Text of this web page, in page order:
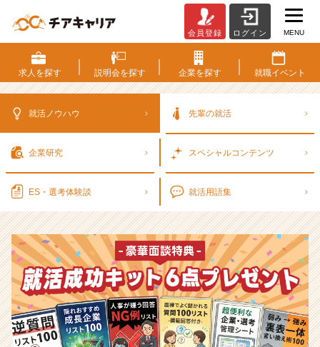
考
対
策・
ウ
ベ
ン
チ
ャ
ー・
成
長
企
会員登録 ログイン MENU
求人を探す 説明会を探す 企業を探す 就職イベント
就活ノウハウ 先輩の就活
企業研究 スペシャルコンテンツ
ES・選考体験談 就活用語集